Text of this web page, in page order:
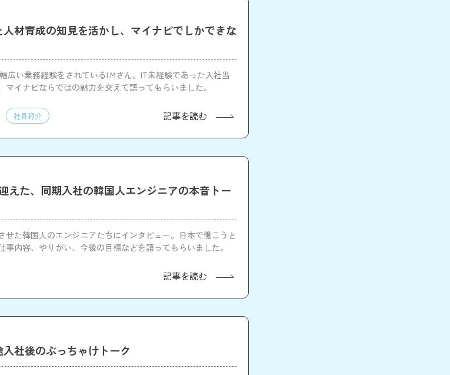
人材育成の知見を活かし、マイナビでしかできな
広い業務経験をされているI.Mさん。IT未経験であった入社当
イナビならではの魅力を交えて語ってもらいました。
社員紹介 記事を読む
えた、同期入社の韓国人エンジニアの本音トー
せた韓国人のエンジニアたちにインタビュー。日本で働こうと
内容、やりがい、今後の目標などを語ってもらいました。
記事を読む
入社後のぶっちゃけトーク